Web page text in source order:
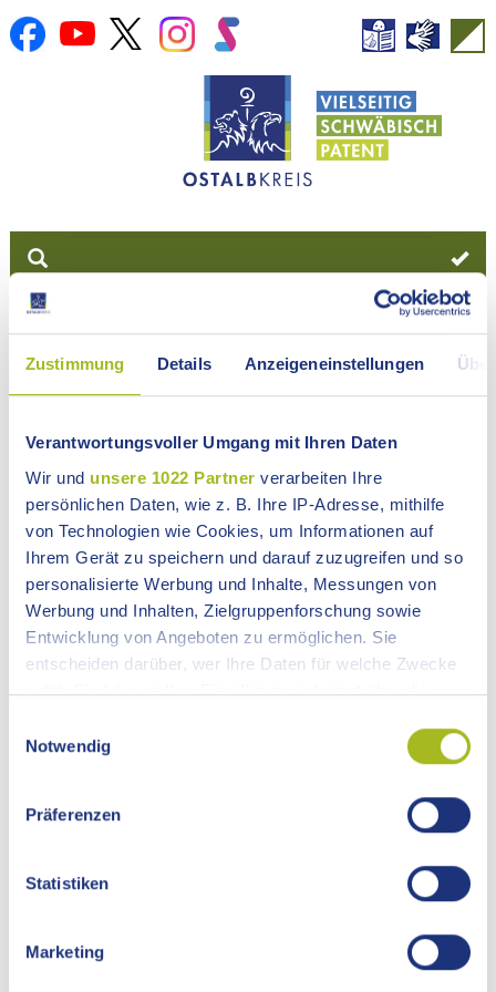
Zustimmung Details Anzeigeneinstellungen
Verantwortungsvoller Umgang mit Ihren Daten
Wir und unsere 1022 Partner verarbeiten Ihre
persönlichen Daten, wie z. B. Ihre IP-Adresse, mithilfe
von Technologien wie Cookies, um Informationen auf
Ihrem Gerät zu speichern und darauf zuzugreifen und so
personalisierte Werbung und Inhalte, Messungen von
Werbung und Inhalten, Zielgruppenforschung sowie
Entwicklung von Angeboten zu ermöglichen. Sie
entscheiden darüber, wer Ihre Daten für welche Zwecke
nutzt. Sie können Ihre Einwilligung jederzeit über die
Trigger Symbol ändern oder widerrufen
Informationen über Ihre geografische Lage
können
bestimmten Merkmalen (Fingerprinting) identifizieren
Erfahren Sie mehr darüber, wie Ihre persönlichen Daten
Notwendig
Präferenzen
Statistiken
Marketing
NEWSROOM
LANDRATSAMT
ONLINE-SERVICE
LANDKREIS
KONTAKT
KARRIERE
ostalbkreis.de Landratsamt
Soziales
Pflegestützpunkt Ostalbkreis
Veranstaltungen
Veranstaltungen -
Pflegestützpunkt Ostalbkreis
Externe Links